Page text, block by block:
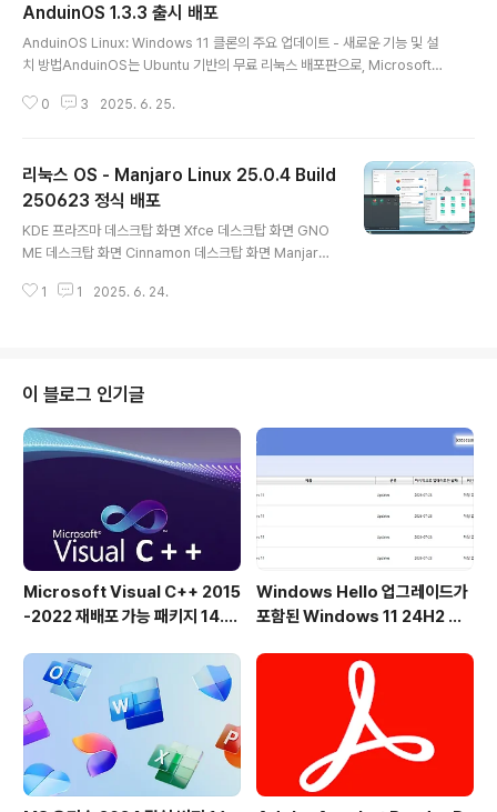
AnduinOS 1.3.3 출시 배포
AnduinOS Linux: Windows 11 클론의 주요 업데이트 - 새로운 기능 및 설
치 방법AnduinOS는 Ubuntu 기반의 무료 리눅스 배포판으로, Microsoft가
작되었습니다. 가볍고(약 2GB), 개인정보 보호(원격 측정 없음), 베어 메탈이나
지지만, 그 이면에는 모두 리눅스가 깔려 있습니다. GNOME 데스크톱은 깨끗
하고 간단하며 리눅스를 한 번도 만져본 적이 없더라도 탐색하기 쉽습니다. 두
가지 맛이 있습니다:LTS (장기 지원): Ubuntu 2..
0 3 2025. 6. 25.
리눅스 OS - Manjaro Linux 25.0.4 Build
250623 정식 배포
KDE 프라즈마 데스크탑 화면 Xfce 데스크탑 화면 GNO
ME 데스크탑 화면 Cinnamon 데스크탑 화면 Manjaro
운영 체제입니다.공식 및 커뮤니티 에디션을 통해 여러 데
도구를 제공하여 수동 개입을 줄이고 필요할 때 즉시 사용
할 수 있도록 지원합니다. 만자로는 초보자와 숙련된 컴퓨
터 사용자 모두에게 적합합니다.독점 운영 체제와 달리 하
드웨어를 제한 없이 완벽하게 제어할 수 있습니다. 따라서
Manjaro는 가정, 직장 및 개발 환경에서 이상적인 강력한
운영 체제를 제공합니다.W..
1 1 2025. 6. 24.
이 블로그 인기글
Microsoft Visual C++ 2015
-2022 재배포 가능 패키지 14.5
Windows Hello 업그레이드가
포함된 Windows 11 24H2 및
출시